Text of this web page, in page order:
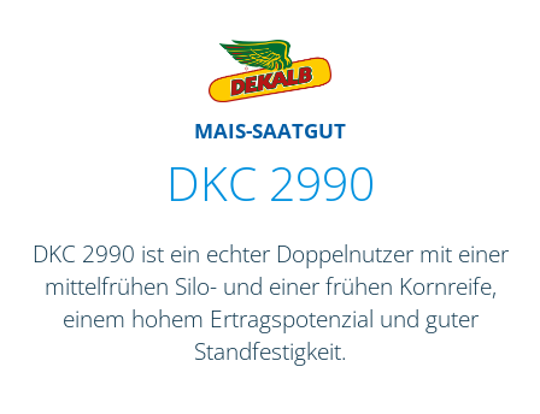
MAIS-SAATGUT
DKC 2990
DKC 2990 ist ein echter Doppelnutzer mit einer
mittelfrühen Silo- und einer frühen Kornreife,
einem hohem Ertragspotenzial und guter
Standfestigkeit.